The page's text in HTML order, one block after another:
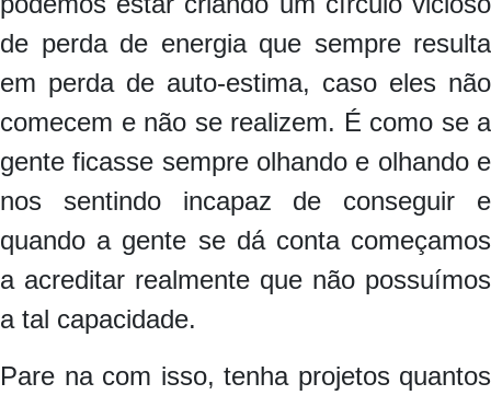
de perda de energia que sempre resulta
em perda de auto-estima, caso eles não
comecem e não se realizem. É como se a
gente ficasse sempre olhando e olhando e
nos sentindo incapaz de conseguir e
quando a gente se dá conta começamos
a acreditar realmente que não possuímos
a tal capacidade.
Pare na com isso, tenha projetos quantos